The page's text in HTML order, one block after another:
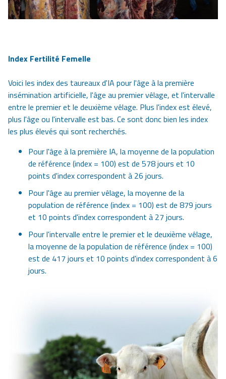
Index Fertilité Femelle
Voici les index des taureaux d'IA pour l'âge à la première
insémination artificielle, l'âge au premier vêlage, et l'intervalle
entre le premier et le deuxième vêlage. Plus l'index est élevé,
plus l'âge ou l'intervalle est bas. Ce sont donc bien les index
les plus élevés qui sont recherchés.
Pour l'âge à la première IA, la moyenne de la population
de référence (index = 100) est de 578 jours et 10
points d'index correspondent à 26 jours.
Pour l'âge au premier vêlage, la moyenne de la
population de référence (index = 100) est de 879 jours
et 10 points d'index correspondent à 27 jours.
Pour l'intervalle entre le premier et le deuxième vêlage,
la moyenne de la population de référence (index = 100)
est de 417 jours et 10 points d'index correspondent à 6
jours.